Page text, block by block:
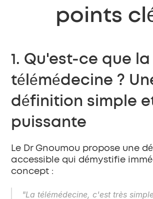
points
1. Qu'est-ce que la
télémédecine ?
définition simple
puissante
Le Dr Gnoumou propose une
accessible qui démystifie
concept :
"La télémédecine, c'est très